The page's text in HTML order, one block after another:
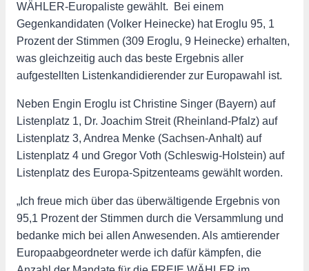
WÄHLER-Europaliste gewählt. Bei einem
Gegenkandidaten (Volker Heinecke) hat Eroglu 95, 1
Prozent der Stimmen (309 Eroglu, 9 Heinecke) erhalten,
was gleichzeitig auch das beste Ergebnis aller
aufgestellten Listenkandidierender zur Europawahl ist.
Neben Engin Eroglu ist Christine Singer (Bayern) auf
Listenplatz 1, Dr. Joachim Streit (Rheinland-Pfalz) auf
Listenplatz 3, Andrea Menke (Sachsen-Anhalt) auf
Listenplatz 4 und Gregor Voth (Schleswig-Holstein) auf
Listenplatz des Europa-Spitzenteams gewählt worden.
„Ich freue mich über das überwältigende Ergebnis von
95,1 Prozent der Stimmen durch die Versammlung und
bedanke mich bei allen Anwesenden. Als amtierender
Europaabgeordneter werde ich dafür kämpfen, die